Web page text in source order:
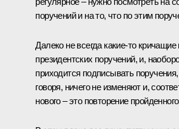
поручений и на то, что по этим
Далеко не всегда какие‑то
президентских поручений, и,
приходится подписывать
говоря, ничего не изменяют и,
нового – это повторение